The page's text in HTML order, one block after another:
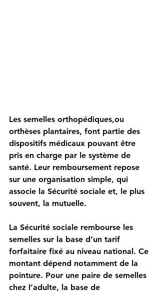
Les semelles orthopédiques,ou
orthèses plantaires, font partie des
dispositifs médicaux pouvant être
pris en charge par le système de
santé. Leur remboursement repose
sur une organisation simple, qui
associe la Sécurité sociale et, le plus
souvent, la mutuelle.
La Sécurité sociale rembourse les
semelles sur la base d’un tarif
forfaitaire fixé au niveau national. Ce
montant dépend notamment de la
pointure. Pour une paire de semelles
chez l’adulte, la base de